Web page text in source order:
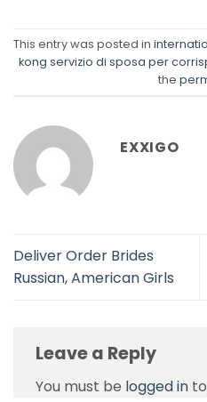
This entry was posted in
kong servizio di sposa per
the
EXXIGO
Deliver Order Brides
Russian, American Girls
Leave a Reply
You must be logged in